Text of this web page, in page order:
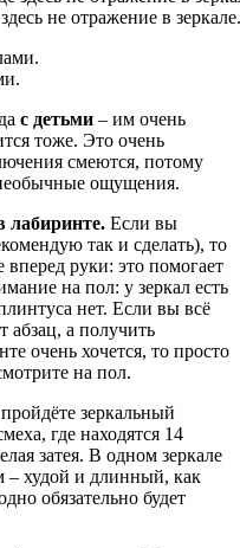
не отражение в
с детьми – им очень
тоже. Это очень
смеются, потому
ощущения.
лабиринте. Если вы
так и сделать), то
вперед руки: это помогает
на пол: у зеркал есть
нет. Если вы всё
абзац, а получить
очень хочется, то просто
на пол.
зеркальный
где находятся 14
затея. В одном зеркале
– худой и длинный, как
обязательно будет